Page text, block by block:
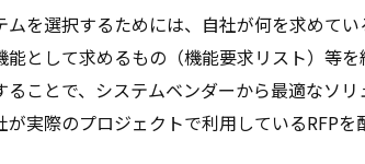
を選択するためには、自社が何を求めて
能として求めるもの（機能要求リスト）等
ることで、システムベンダーから最適なソ
が実際のプロジェクトで利用しているRFP